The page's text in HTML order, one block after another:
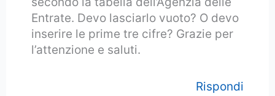
Entrate. Devo lasciarlo vuoto? O devo
inserire le prime tre cifre? Grazie per
l’attenzione e saluti.
Rispondi